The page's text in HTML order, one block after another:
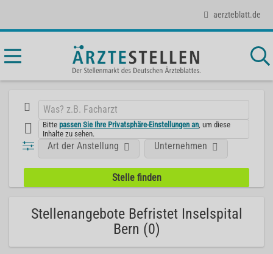
aerzteblatt.de
Bittepassen Sie Ihre Privatsphäre-Einstellungen an , um diese
Inhalte zu sehen.
Art der Anstellung Unternehmen
Stellenangebote Befristet Inselspital
Bern (0)